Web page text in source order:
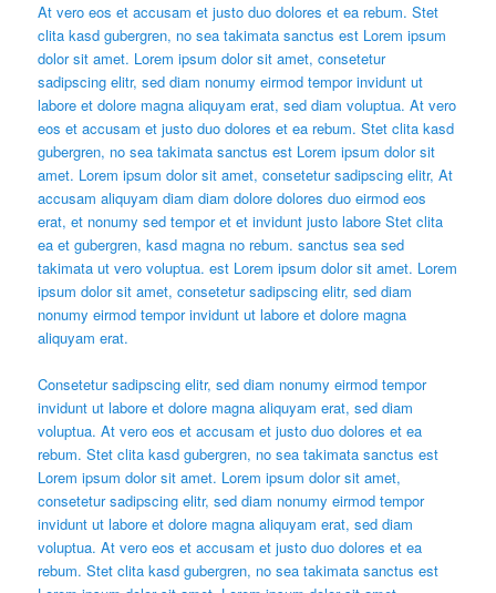
At vero eos et accusam et justo duo dolores et ea rebum. Stet
clita kasd gubergren, no sea takimata sanctus est Lorem ipsum
dolor sit amet. Lorem ipsum dolor sit amet, consetetur
sadipscing elitr, sed diam nonumy eirmod tempor invidunt ut
labore et dolore magna aliquyam erat, sed diam voluptua. At vero
eos et accusam et justo duo dolores et ea rebum. Stet clita kasd
gubergren, no sea takimata sanctus est Lorem ipsum dolor sit
amet. Lorem ipsum dolor sit amet, consetetur sadipscing elitr, At
accusam aliquyam diam diam dolore dolores duo eirmod eos
erat, et nonumy sed tempor et et invidunt justo labore Stet clita
ea et gubergren, kasd magna no rebum. sanctus sea sed
takimata ut vero voluptua. est Lorem ipsum dolor sit amet. Lorem
ipsum dolor sit amet, consetetur sadipscing elitr, sed diam
nonumy eirmod tempor invidunt ut labore et dolore magna
aliquyam erat.
Consetetur sadipscing elitr, sed diam nonumy eirmod tempor
invidunt ut labore et dolore magna aliquyam erat, sed diam
voluptua. At vero eos et accusam et justo duo dolores et ea
rebum. Stet clita kasd gubergren, no sea takimata sanctus est
Lorem ipsum dolor sit amet. Lorem ipsum dolor sit amet,
consetetur sadipscing elitr, sed diam nonumy eirmod tempor
invidunt ut labore et dolore magna aliquyam erat, sed diam
voluptua. At vero eos et accusam et justo duo dolores et ea
rebum. Stet clita kasd gubergren, no sea takimata sanctus est